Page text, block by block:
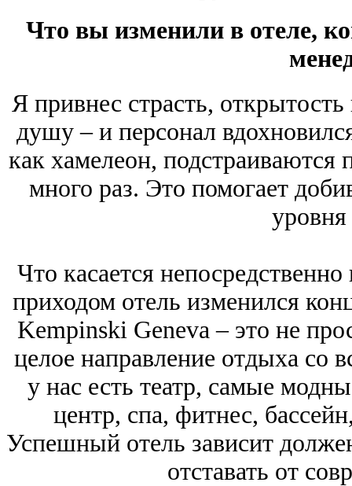
Что вы изменили в отеле,
Я привнес страсть,
душу – и персонал
как хамелеон, подстраиваются
много раз. Это помогает
уровня
Что касается
приходом отель изменился
Kempinski Geneva ‒ это не
целое направление отдыха со
у нас есть театр, самые
центр, спа, фитнес,
Успешный отель зависит
отставать от